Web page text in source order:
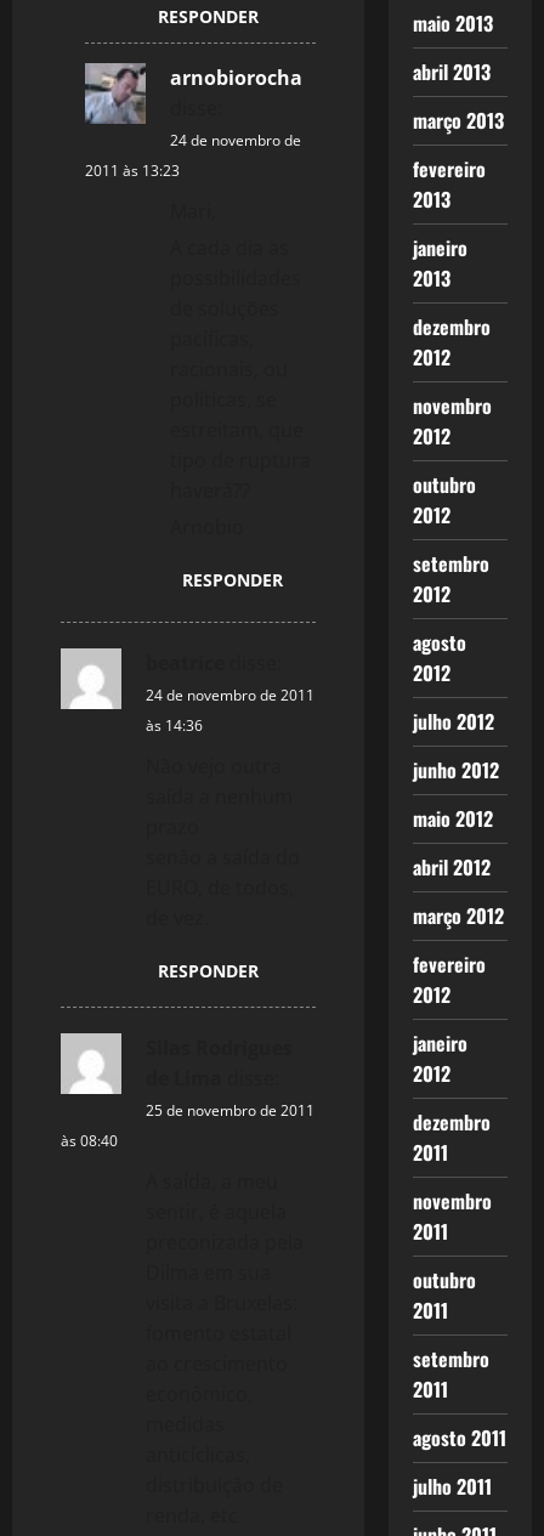
RESPONDER
arnobiorocha
24 de novembro de
2011 às 13:23
RESPONDER
24 de novembro de 2011
às 14:36
RESPONDER
25 de novembro de 2011
às 08:40
maio 2013
abril 2013
março 2013
fevereiro
2013
janeiro
2013
dezembro
2012
novembro
2012
outubro
2012
setembro
2012
agosto
2012
julho 2012
junho 2012
maio 2012
abril 2012
março 2012
fevereiro
2012
janeiro
2012
dezembro
2011
novembro
2011
outubro
2011
setembro
2011
agosto 2011
julho 2011